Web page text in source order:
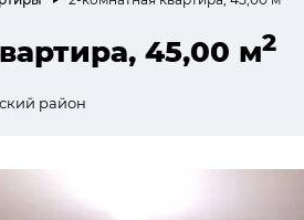
45,00 м2
район